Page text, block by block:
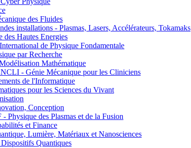
des Fluides
installations - Plasmas, Lasers, Accélérateurs, Tokamaks
Hautes Energies
de Physique Fondamentale
par Recherche
Mathématique
- Génie Mécanique pour les Cliniciens
de l'Informatique
pour les Sciences du Vivant
Conception
des Plasmas et de la Fusion
et Finance
Lumière, Matériaux et Nanosciences
Quantiques